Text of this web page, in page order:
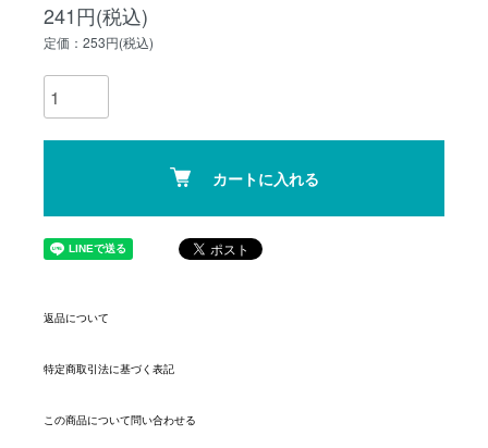
241円(税込)
定価：253円(税込)
カートに入れる
返品について
特定商取引法に基づく表記
この商品について問い合わせる